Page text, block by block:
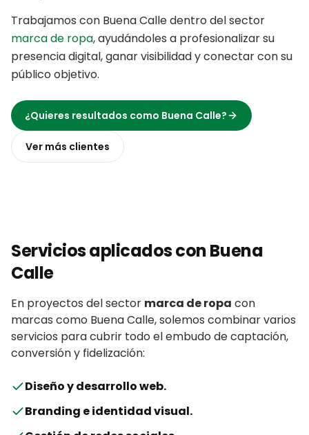
Trabajamos con Buena Calledentro del sector
marca de ropa,ayudándoles a profesionalizar su
presencia digital, ganar visibilidad y conectar con su
público objetivo.
¿Quieres resultados como Buena Calle?
Ver más clientes
Servicios aplicados conBuena
Calle
En proyectos del sector marca de ropa con
marcas como Buena Calle, solemos combinar varios
servicios para cubrir todo el embudo de captación,
conversión y fidelización:
Diseño y desarrollo web.
Branding e identidad visual.